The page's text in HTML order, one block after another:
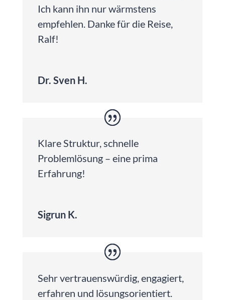
Ich kann ihn nur wärmstens
empfehlen. Danke für die Reise,
Ralf!
Dr. Sven H.
Klare Struktur, schnelle
Problemlösung – eine prima
Erfahrung!
Sigrun K.
Sehr vertrauenswürdig, engagiert,
erfahren und lösungsorientiert.